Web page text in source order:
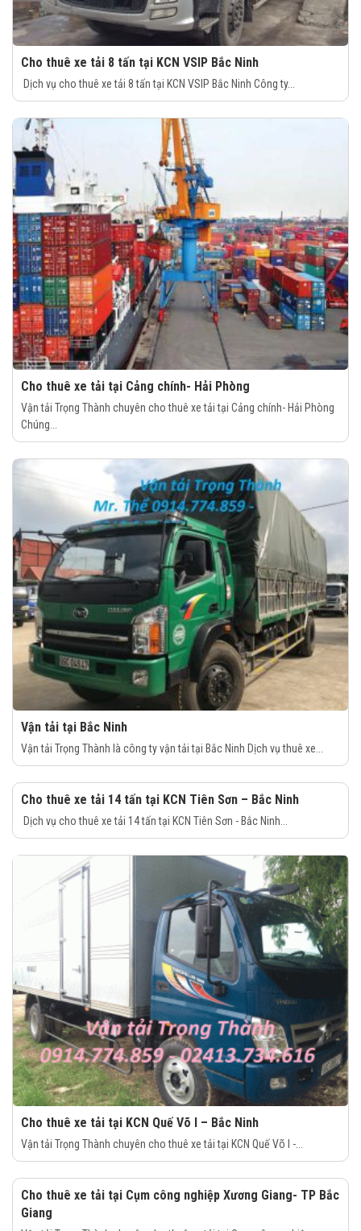
Cho thuê xe tải 8 tấn tại KCN VSIP Bắc Ninh
Dịch vụ cho thuê xe tải 8 tấn tại KCN VSIP Bắc Ninh Công ty...
Cho thuê xe tải tại Cảng chính- Hải Phòng
Vận tải Trọng Thành chuyên cho thuê xe tải tại Cảng chính- Hải Phòng
Chúng...
Vận tải tại Bắc Ninh
Vận tải Trọng Thành là công ty vận tải tại Bắc Ninh Dịch vụ thuê xe...
Cho thuê xe tải 14 tấn tại KCN Tiên Sơn – Bắc Ninh
Dịch vụ cho thuê xe tải 14 tấn tại KCN Tiên Sơn - Bắc Ninh...
Cho thuê xe tải tại KCN Quế Võ I – Bắc Ninh
Vận tải Trọng Thành chuyên cho thuê xe tải tại KCN Quế Võ I -...
Cho thuê xe tải tại Cụm công nghiệp Xương Giang- TP Bắc
Giang